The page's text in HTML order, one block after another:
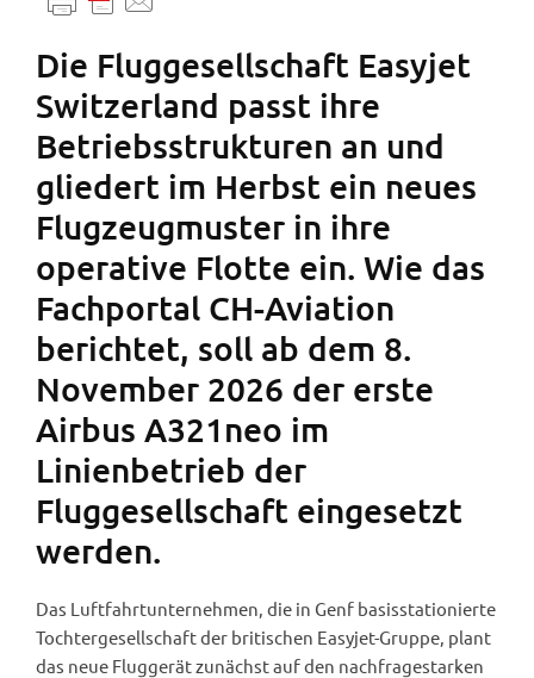
Die Fluggesellschaft Easyjet
Switzerland passt ihre
Betriebsstrukturen an und
gliedert im Herbst ein neues
Flugzeugmuster in ihre
operative Flotte ein. Wie das
Fachportal CH-Aviation
berichtet, soll ab dem 8.
November 2026 der erste
Airbus A321neo im
Linienbetrieb der
Fluggesellschaft eingesetzt
werden.
Das Luftfahrtunternehmen, die in Genf basisstationierte
Tochtergesellschaft der britischen Easyjet-Gruppe, plant
das neue Fluggerät zunächst auf den nachfragestarken